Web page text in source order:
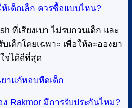
เด็กเล็ก ควรซื้อแบบไหน?
ที่เสียงเบา ไม่รบกวนเด็ก และ
ด็กโดยเฉพาะ เพื่อให้ละอองยา
จได้ดีที่สุด
ยาแก้หอบหืดเด็ก
Rakmor มีการรับประกันไหม?